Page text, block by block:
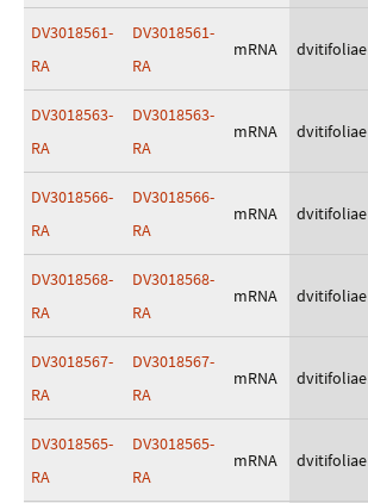
DV3018561-
RA
DV3018561-
RA
mRNA dvitifoliae
DV3018563-
RA
DV3018563-
RA
mRNA dvitifoliae
DV3018566-
RA
DV3018566-
RA
mRNA dvitifoliae
DV3018568-
RA
DV3018568-
RA
mRNA dvitifoliae
DV3018567-
RA
DV3018567-
RA
mRNA dvitifoliae
DV3018565-
RA
DV3018565-
RA
mRNA dvitifoliae